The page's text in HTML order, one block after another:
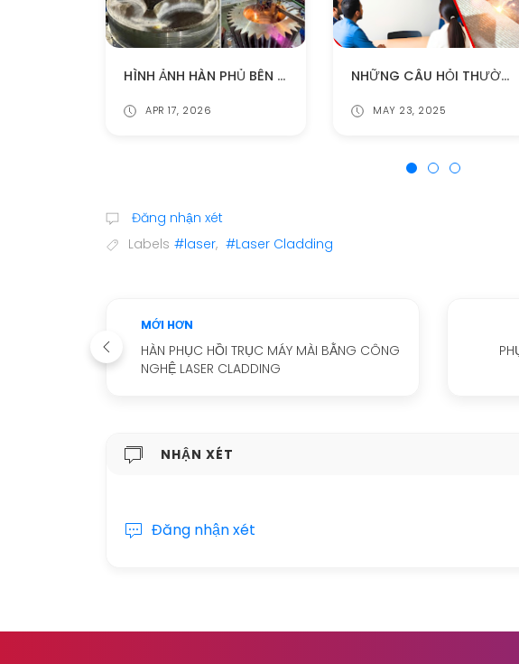
HÌNH ẢNH HÀN PHỦ BÊN TRONG LỖ BẰNG CÔNG NGHỆ LASER CLADDING (P2)
APR 17, 2026
NHỮNG CÂU HỎI THƯỜNG GẶP VỀ CÔNG NGHỆ LASER CLADDING (FAQ) (PHẦN 1)
MAY 23, 2025
Đăng nhận xét
Labels #laser, #Laser Cladding
MỚI HƠN
HÀN PHỤC HỒI TRỤC MÁY MÀI BẰNG CÔNG
NGHỆ LASER CLADDING
NHẬN XÉT
Đăng nhận xét